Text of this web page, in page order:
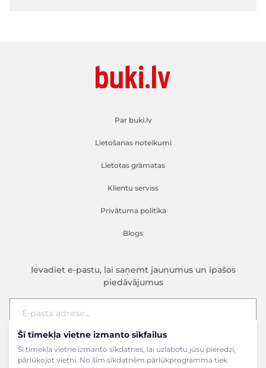
Šī tīmekļa vietne izmanto sīkfailus
Šī tīmekļa vietne izmanto sīkdatnes, lai uzlabotu jūsu pieredzi,
pārlūkojot vietni. No šīm sīkdatnēm pārlūkprogrammā tiek
Par buki.lv
Lietošanas noteikumi
Lietotas grāmatas
Klientu serviss
Privātuma politika
Blogs
Ievadiet e-pastu, lai saņemt jaunumus un īpašos
piedāvājumus
E-pasta adrese
Pieteikties